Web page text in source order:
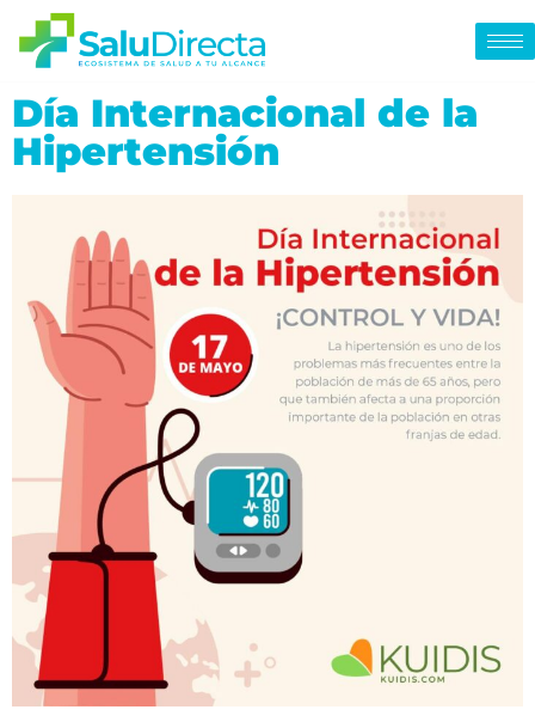
Día Internacional de la
Hipertensión